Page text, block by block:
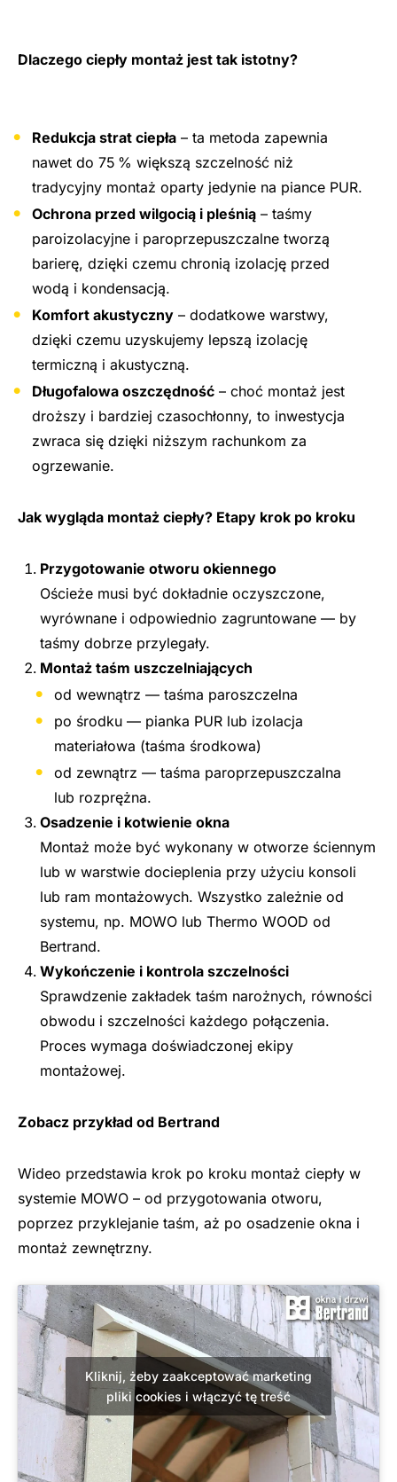
Dlaczego ciepły montaż jest tak istotny?
Redukcja strat ciepła – ta metoda zapewnia
nawet do 75 % większą szczelność niż
tradycyjny montaż oparty jedynie na piance PUR.
Ochrona przed wilgocią i pleśnią – taśmy
paroizolacyjne i paroprzepuszczalne tworzą
barierę, dzięki czemu chronią izolację przed
wodą i kondensacją.
Komfort akustyczny – dodatkowe warstwy,
dzięki czemu uzyskujemy lepszą izolację
termiczną i akustyczną.
Długofalowa oszczędność – choć montaż jest
droższy i bardziej czasochłonny, to inwestycja
zwraca się dzięki niższym rachunkom za
ogrzewanie.
Jak wygląda montaż ciepły? Etapy krok po kroku
Przygotowanie otworu okiennego
Ościeże musi być dokładnie oczyszczone,
wyrównane i odpowiednio zagruntowane — by
taśmy dobrze przylegały.
Montaż taśm uszczelniających
od wewnątrz — taśma paroszczelna
po środku — pianka PUR lub izolacja
materiałowa (taśma środkowa)
od zewnątrz — taśma paroprzepuszczalna
lub rozprężna.
Osadzenie i kotwienie okna
Montaż może być wykonany w otworze ściennym
lub w warstwie docieplenia przy użyciu konsoli
lub ram montażowych. Wszystko zależnie od
systemu, np. MOWO lub Thermo WOOD od
Bertrand.
Wykończenie i kontrola szczelności
Sprawdzenie zakładek taśm narożnych, równości
obwodu i szczelności każdego połączenia.
Proces wymaga doświadczonej ekipy
montażowej.
Zobacz przykład od Bertrand
Wideo przedstawia krok po kroku montaż ciepły w
systemie MOWO – od przygotowania otworu,
poprzez przyklejanie taśm, aż po osadzenie okna i
montaż zewnętrzny.
Kliknij, żeby zaakceptować marketing
pliki cookies i włączyć tę treść